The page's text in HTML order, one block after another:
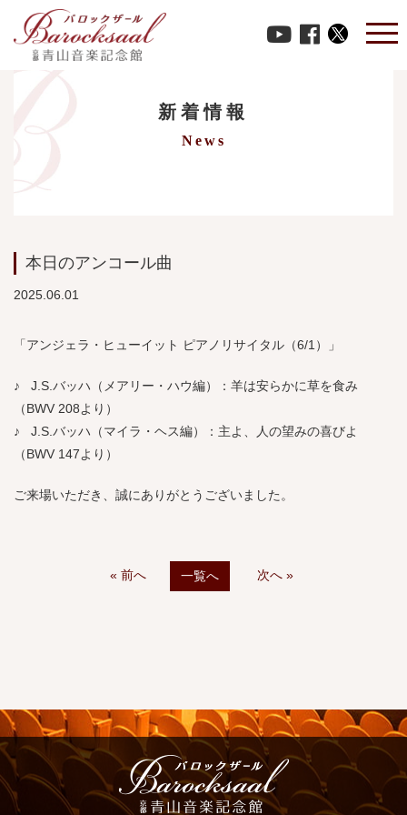
HOME - News- 本日のアンコール曲
新着情報
News
本日のアンコール曲
2025.06.01
「アンジェラ・ヒューイット ピアノリサイタル（6/1）」
♪ J.S.バッハ（メアリー・ハウ編）：羊は安らかに草を食み
（BWV 208より）
♪ J.S.バッハ（マイラ・ヘス編）：主よ、人の望みの喜びよ
（BWV 147より）
ご来場いただき、誠にありがとうございました。
« 前へ 一覧へ 次へ »